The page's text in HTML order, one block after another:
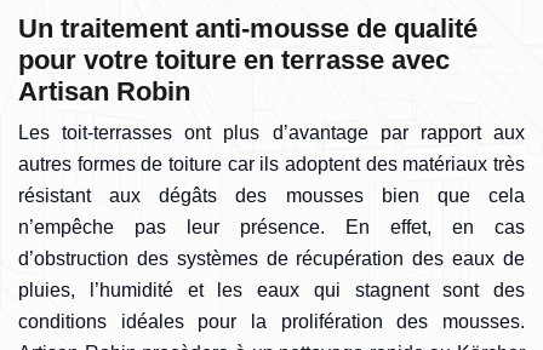
Un traitement anti-mousse de qualité
pour votre toiture en terrasse avec
Artisan Robin
Les toit-terrasses ont plus d’avantage par rapport aux
autres formes de toiture car ils adoptent des matériaux très
résistant aux dégâts des mousses bien que cela
n’empêche pas leur présence. En effet, en cas
d’obstruction des systèmes de récupération des eaux de
pluies, l’humidité et les eaux qui stagnent sont des
conditions idéales pour la prolifération des mousses.